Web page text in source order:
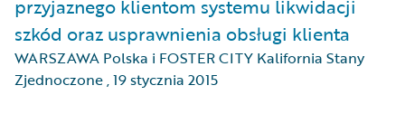
przyjaznego klientom systemu likwidacji
szkód oraz usprawnienia obsługi klienta
WARSZAWA Polska i FOSTER CITY Kalifornia Stany
Zjednoczone,19 stycznia 2015